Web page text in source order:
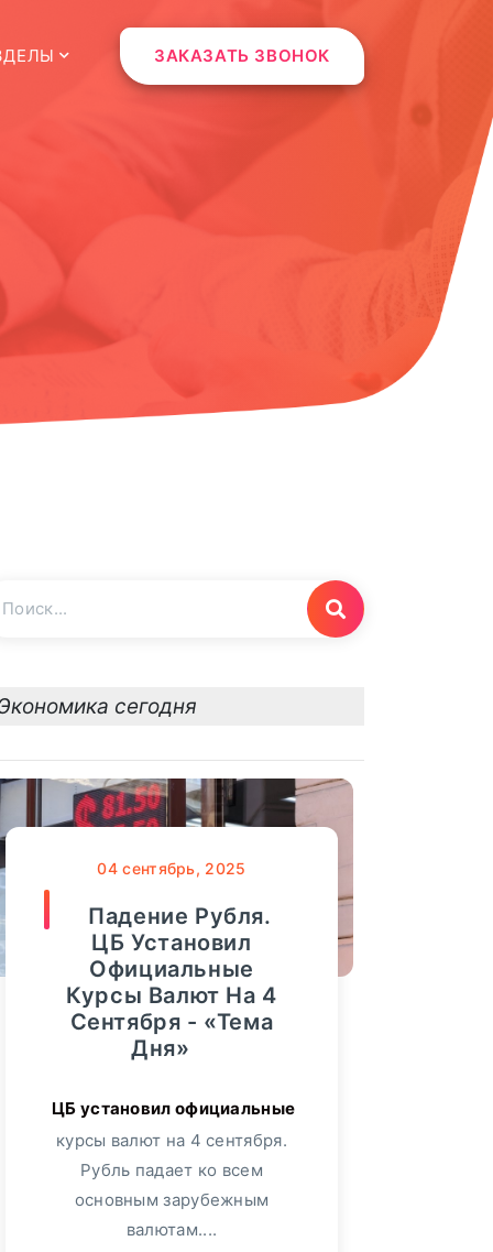
ЗАКАЗАТЬ ЗВОНОК
сегодня
04 сентябрь, 2025
Падение Рубля.
ЦБ Установил
Официальные
Курсы Валют На 4
Сентября - «Тема
Дня»
курсы валют на 4 сентября.
Рубль падает ко всем
основным зарубежным
валютам....